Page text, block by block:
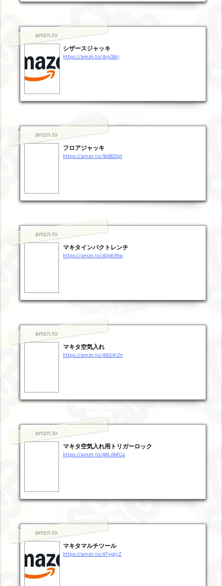
amzn.to
シザースジャッキ
https://amzn.to/4rg38rj
amzn.to
フロアジャッキ
https://amzn.to/4b9EDpt
amzn.to
マキタインパクトレンチ
https://amzn.to/40gEXhp
amzn.to
マキタ空気入れ
https://amzn.to/46QXrZn
amzn.to
マキタ空気入れ用トリガーロック
https://amzn.to/46L6MCa
amzn.to
マキタマルチツール
https://amzn.to/47ygIyZ